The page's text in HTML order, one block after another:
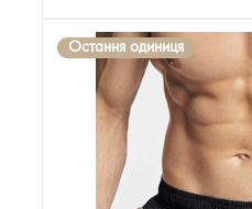
Остання одиниця